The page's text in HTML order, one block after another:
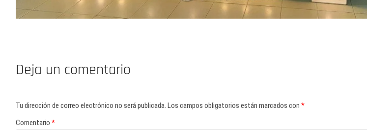
Deja un comentario
Tu dirección de correo electrónico no será publicada. Los campos obligatorios están marcados con *
Comentario *